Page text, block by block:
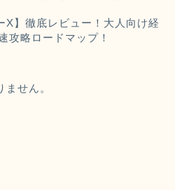
X】徹底レビュー！大人向け経
攻略ロードマップ！
せん。